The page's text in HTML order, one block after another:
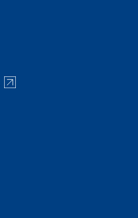
いタブで開く）
タブで開く）
新しいタブで開く）
で開く）